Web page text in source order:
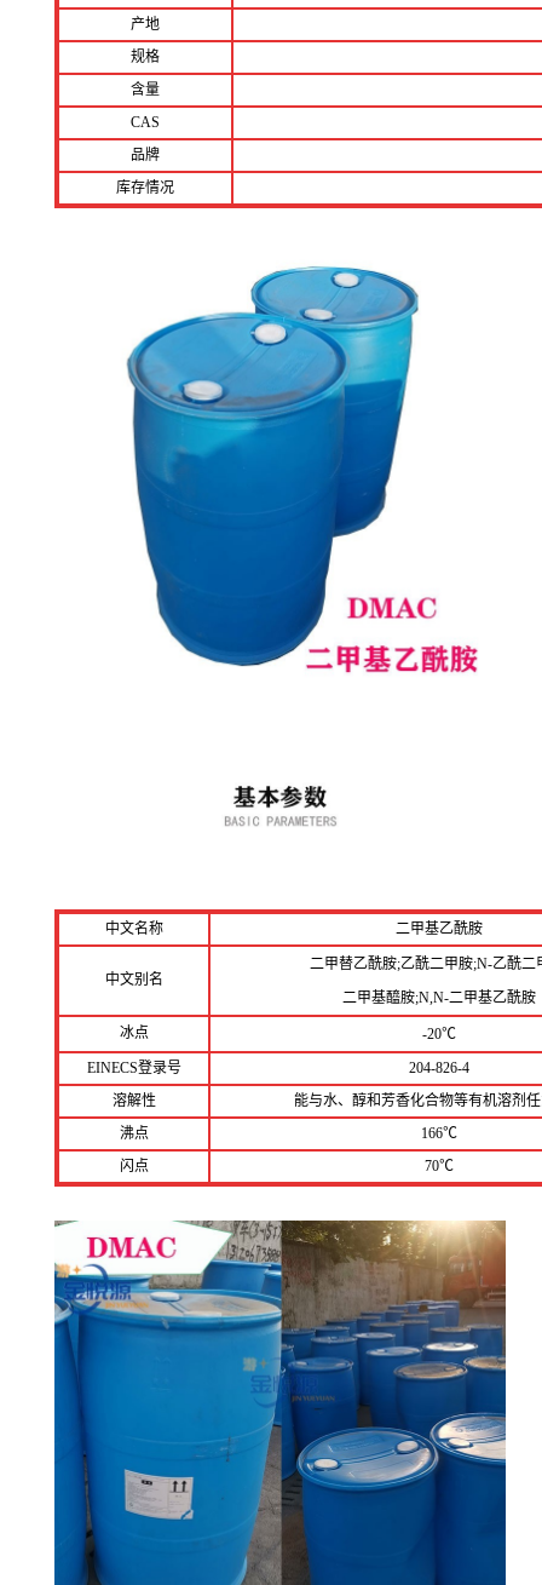
产地
规格
含量
CAS
品牌
库存情况
中文名称 二甲基乙酰胺
中文别名
二甲替乙酰胺;乙酰二甲胺;N-乙酰二
二甲基醯胺;N,N-二甲基乙酰胺
冰点
-20℃
EINECS登录号
204-826-4
溶解性
能与水、醇和芳香化合物等有机溶剂
沸点
166℃
闪点
70℃